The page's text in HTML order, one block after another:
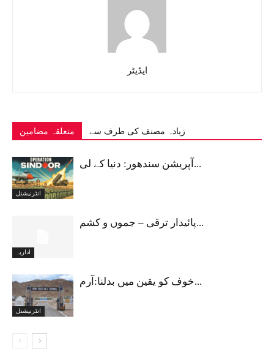
ایڈیٹر
متعلقہ مضامین زیادہ مصنف کی طرف سے
انٹرنیشنل
آپریشن سندھور: دنیا کے لی...
اداریہ
پائیدار ترقی – جموں و کشم...
انٹرنیشنل
خوف کو یقین میں بدلنا:آرم...